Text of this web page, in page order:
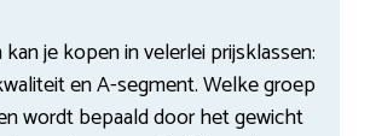
je kopen in velerlei prijsklassen:
en A-segment. Welke groep
wordt bepaald door het gewicht